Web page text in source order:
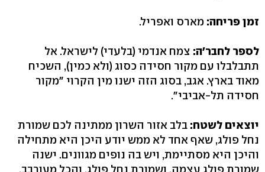
זמן פריחה: מארס ואפריל.
לספר לחבר'ה: צמח אנדמי (בלעדי) לישראל. אל
תתבלבלו עם מקור חסידה כסוג (ולא כמין‭,(‬ השכיח
מאוד בארץ. אגב, בסוג הזה ישנו מין הקרוי "מקור
חסידה תל-אביבי‭."‬
יוצאים לשטח: בלב אזור השרון ממתינה לכם שמורת
נחל פולג, שאף אחד לא ממש יודע היכן היא מתחילה
והיכן היא מסתיימת, ויש בה נופים מגוונים. ישנה